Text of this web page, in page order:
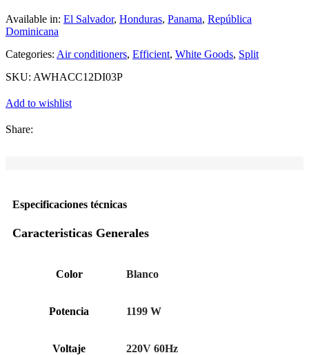
Available in: El Salvador, Honduras, Panama, República
Dominicana
Categories: Air conditioners, Efficient, White Goods, Split
SKU: AWHACC12DI03P
Add to wishlist
Share:
Especificaciones técnicas
Caracteristicas Generales
Color Blanco
Potencia 1199 W
Voltaje 220V 60Hz